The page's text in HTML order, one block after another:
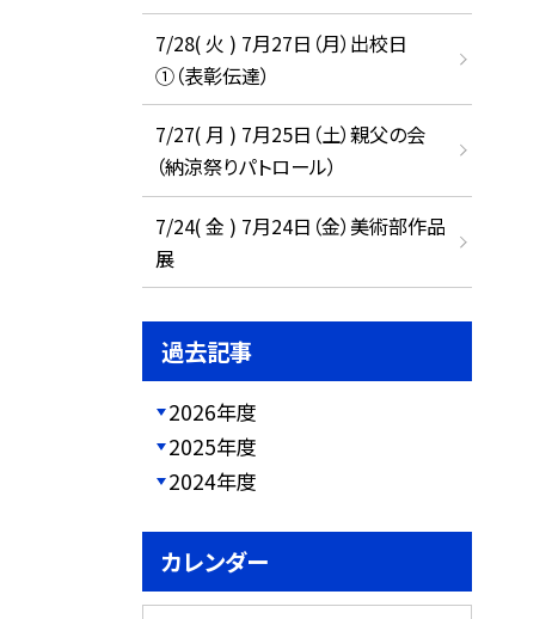
7/28( 火 ) 7月27日（月）出校日
①（表彰伝達）
7/27( 月 ) 7月25日（土）親父の会
（納涼祭りパトロール）
7/24( 金 ) 7月24日（金）美術部作品
展
過去記事
2026年度
2025年度
2024年度
カレンダー